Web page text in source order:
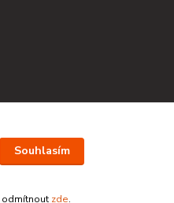
Souhlasím
odmítnout zde.